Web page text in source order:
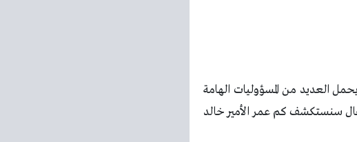
العديد من المسؤوليات الهامة
سنستكشف كم عمر الأمير خالد